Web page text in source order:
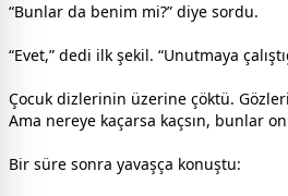
“Bunlar da benim mi?” diye sordu.
“Evet,” dedi ilk şekil. “Unutmaya
Çocuk dizlerinin üzerine çöktü.
Ama nereye kaçarsa kaçsın, bunlar
Bir süre sonra yavaşça konuştu: